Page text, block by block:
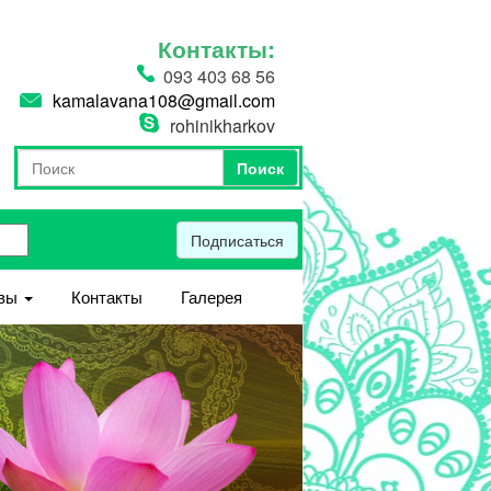
Контакты:
093 403 68 56
kamalavana108@gmail.com
rohinikharkov
Форма поиска
Поиск
Поиск
Подписаться
Контакты Галерея